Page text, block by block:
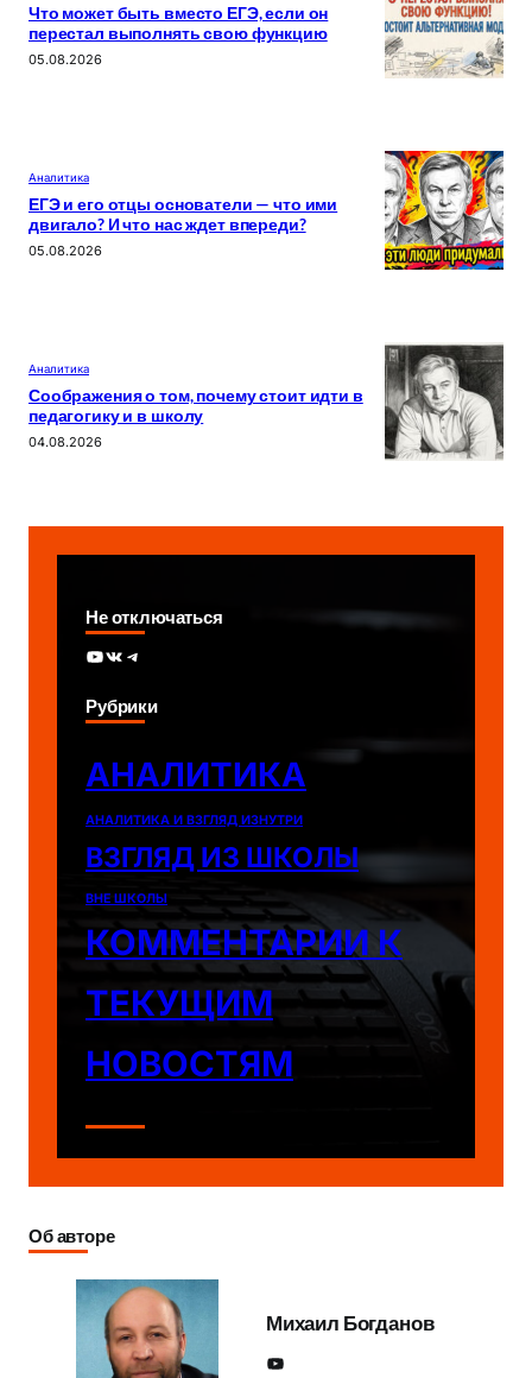
Что может быть вместо ЕГЭ, если он
перестал выполнять свою функцию
05.08.2026
Аналитика
ЕГЭ и его отцы основатели — что ими
двигало? И что нас ждет впереди?
05.08.2026
Аналитика
Соображения о том, почему стоит идти в
педагогику и в школу
04.08.2026
Не отключаться
YouTube ВКонтакте Telegram
Рубрики
АНАЛИТИКА
АНАЛИТИКА И ВЗГЛЯД ИЗНУТРИ
ВЗГЛЯД ИЗ ШКОЛЫ
ВНЕ ШКОЛЫ
КОММЕНТАРИИ К
ТЕКУЩИМ
НОВОСТЯМ
Об авторе
Михаил Богданов
YouTube